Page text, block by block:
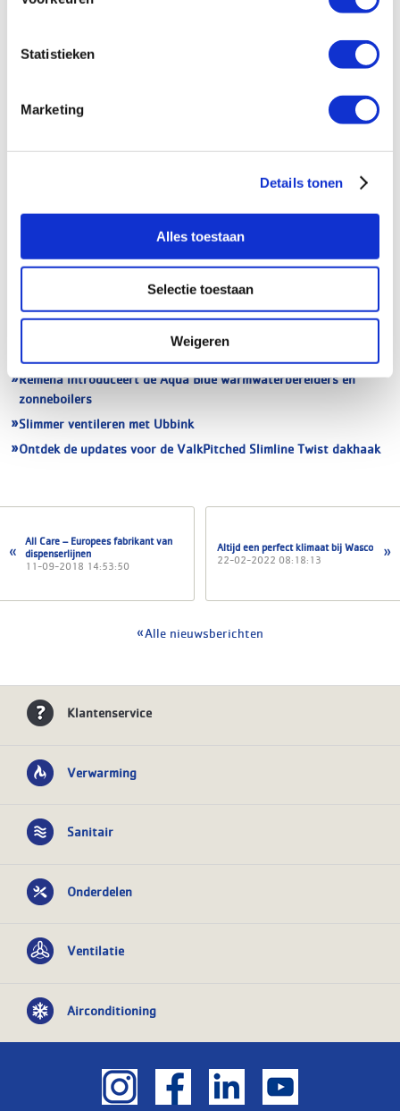
Statistieken
Marketing
Details tonen
Alles toestaan
Selectie toestaan
Weigeren
BENG?Onze afdeling Techniek
Tags
Technologie
Gerelateerde artikelen
De installateur wordt energieadviseur - en dat is precies wat de
Nu leverbaar: de Remeha qSense Plus thermostaat bedraad!
Remeha introduceert de Aqua Blue warmwaterbereiders en
zonneboilers
Slimmer ventileren met Ubbink
Ontdek de updates voor de ValkPitched Slimline Twist dakhaak
All Care – Europees fabrikant van
dispenserlijnen
11-09-2018 14:53:50
Altijd een perfect klimaat bij Wasco
22-02-2022 08:18:13
Alle nieuwsberichten
Klantenservice
Verwarming
Sanitair
Onderdelen
Ventilatie
Airconditioning